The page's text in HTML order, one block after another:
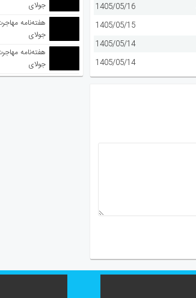
1405/05/16
1405/05/15
1405/05/14
1405/05/14
جولای
جولای
جولای